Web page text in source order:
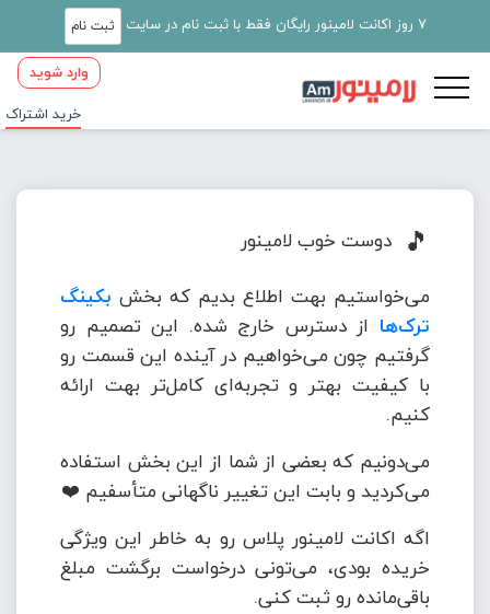
7 روز اکانت لامینور رایگان فقط با ثبت نام در سایت ثبت نام
وارد شوید
خرید اشتراک
🎵 دوست خوب لامینور
می‌خواستیم بهت اطلاع بدیم که بخش بکینگ
ترک‌ها از دسترس خارج شده. این تصمیم رو
گرفتیم چون می‌خواهیم در آینده این قسمت رو
با کیفیت بهتر و تجربه‌ای کامل‌تر بهت ارائه
کنیم.
می‌دونیم که بعضی از شما از این بخش استفاده
می‌کردید و بابت این تغییر ناگهانی متأسفیم ❤️
اگه اکانت لامینور پلاس رو به خاطر این ویژگی
خریده بودی، می‌تونی درخواست برگشت مبلغ
باقی‌مانده رو ثبت کنی.